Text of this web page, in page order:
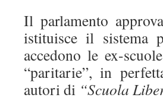
Il parlamento
istituisce il sistema
accedono le ex-
“paritarie”, in
autori di “Scuola